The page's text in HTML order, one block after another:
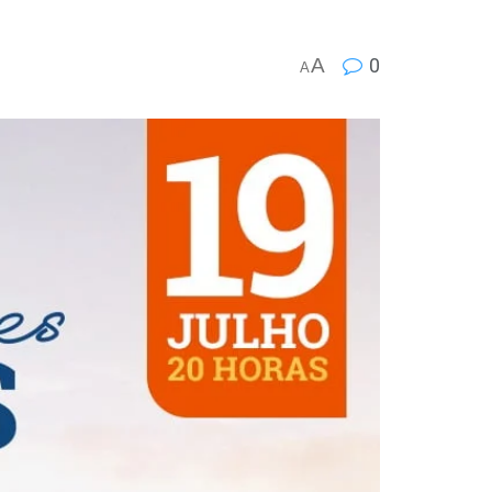
AA 0